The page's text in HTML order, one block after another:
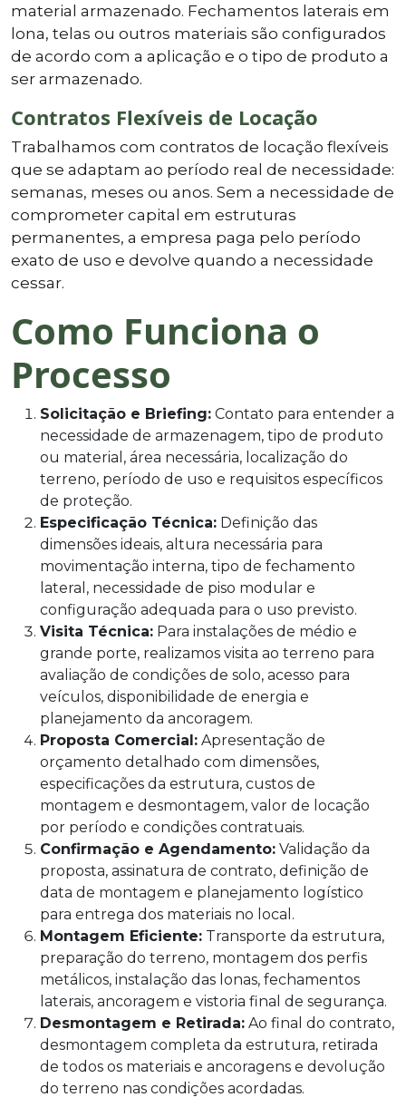
material armazenado. Fechamentos laterais em
lona, telas ou outros materiais são configurados
de acordo com a aplicação e o tipo de produto a
ser armazenado.
Contratos Flexíveis de Locação
Trabalhamos com contratos de locação flexíveis
que se adaptam ao período real de necessidade:
semanas, meses ou anos. Sem a necessidade de
comprometer capital em estruturas
permanentes, a empresa paga pelo período
exato de uso e devolve quando a necessidade
cessar.
Como Funciona o
Processo
Solicitação e Briefing: Contato para entender a
necessidade de armazenagem, tipo de produto
ou material, área necessária, localização do
terreno, período de uso e requisitos específicos
de proteção.
Especificação Técnica: Definição das
dimensões ideais, altura necessária para
movimentação interna, tipo de fechamento
lateral, necessidade de piso modular e
configuração adequada para o uso previsto.
Visita Técnica: Para instalações de médio e
grande porte, realizamos visita ao terreno para
avaliação de condições de solo, acesso para
veículos, disponibilidade de energia e
planejamento da ancoragem.
Proposta Comercial: Apresentação de
orçamento detalhado com dimensões,
especificações da estrutura, custos de
montagem e desmontagem, valor de locação
por período e condições contratuais.
Confirmação e Agendamento: Validação da
proposta, assinatura de contrato, definição de
data de montagem e planejamento logístico
para entrega dos materiais no local.
Montagem Eficiente: Transporte da estrutura,
preparação do terreno, montagem dos perfis
metálicos, instalação das lonas, fechamentos
laterais, ancoragem e vistoria final de segurança.
Desmontagem e Retirada: Ao final do contrato,
desmontagem completa da estrutura, retirada
de todos os materiais e ancoragens e devolução
do terreno nas condições acordadas.